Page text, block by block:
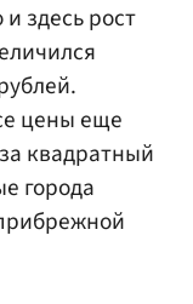
здесь рост
цены еще
квадратный
города